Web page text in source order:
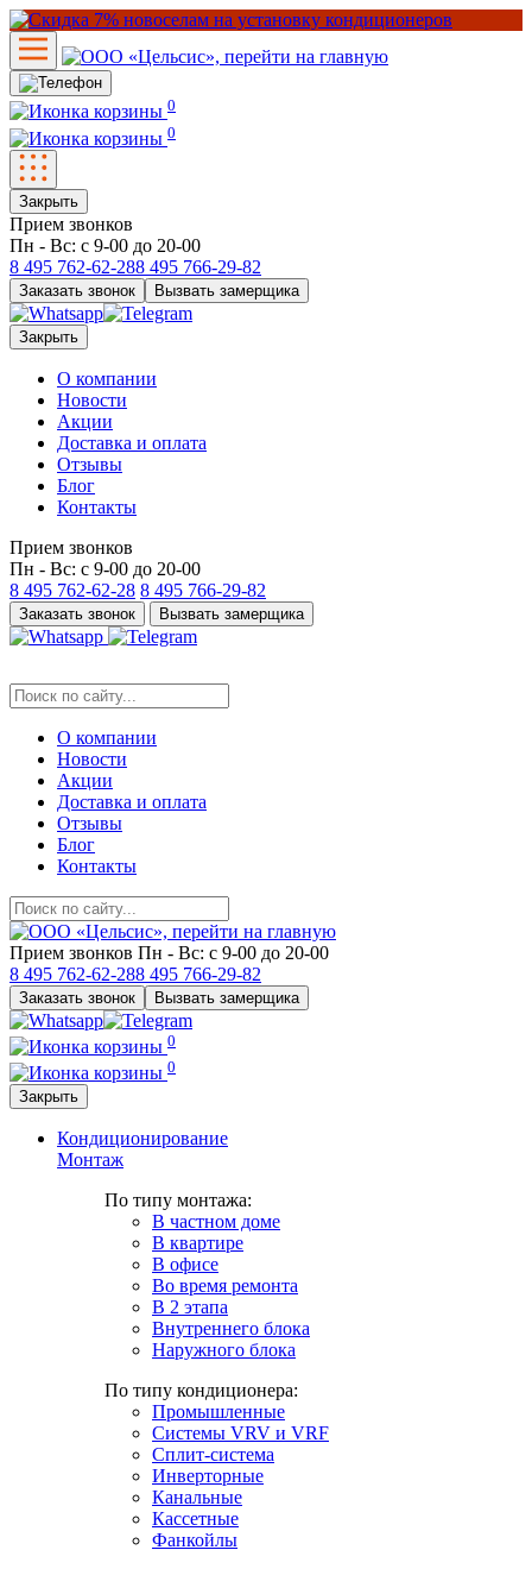
0
0
Закрыть
Прием звонков
Пн - Вс: с 9-00 до 20-00
8 495 762-62-288 495 766-29-82
Заказать звонок Вызвать замерщика
Закрыть
О компании
Новости
Акции
Доставка и оплата
Отзывы
Блог
Контакты
Прием звонков
Пн - Вс: с 9-00 до 20-00
8 495 762-62-28 8 495 766-29-82
Заказать звонок Вызвать замерщика
О компании
Новости
Акции
Доставка и оплата
Отзывы
Блог
Контакты
Прием звонков Пн - Вс: с 9-00 до 20-00
8 495 762-62-288 495 766-29-82
Заказать звонок Вызвать замерщика
0
0
Закрыть
Кондиционирование
Монтаж
По типу монтажа:
В частном доме
В квартире
В офисе
Во время ремонта
В 2 этапа
Внутреннего блока
Наружного блока
По типу кондиционера:
Промышленные
Системы VRV и VRF
Сплит-система
Инверторные
Канальные
Кассетные
Фанкойлы